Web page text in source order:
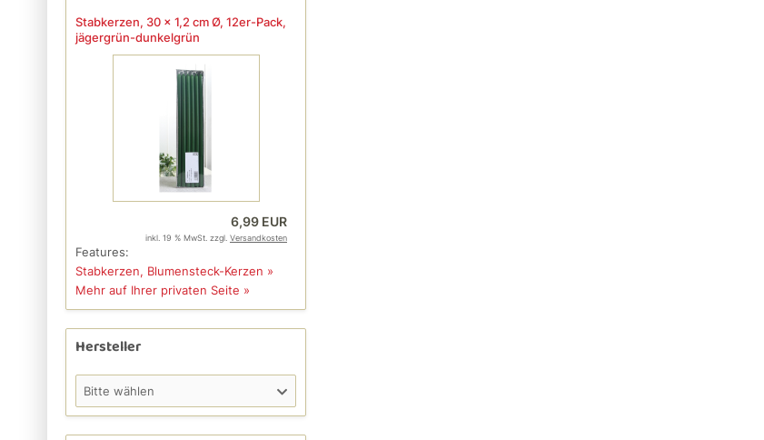
Stabkerzen, 30 x 1,2 cm Ø, 12er-Pack,
jägergrün-dunkelgrün
6,99 EUR
inkl. 19 % MwSt. zzgl. Versandkosten
Features:
Stabkerzen, Blumensteck-Kerzen »
Mehr auf Ihrer privaten Seite »
Hersteller
Bitte wählen